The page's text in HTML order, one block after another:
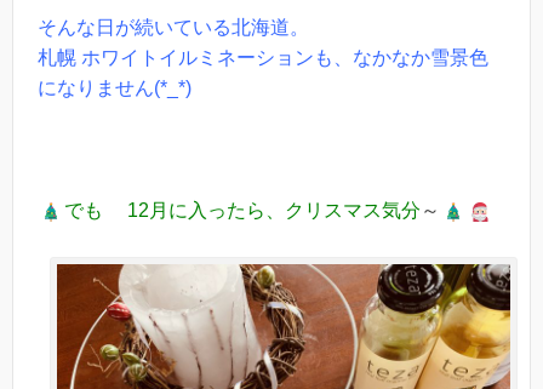
そんな日が続いている北海道。
札幌 ホワイトイルミネーションも、なかなか雪景色
になりません(*_*)
でも 12月に入ったら、クリスマス気分 ～